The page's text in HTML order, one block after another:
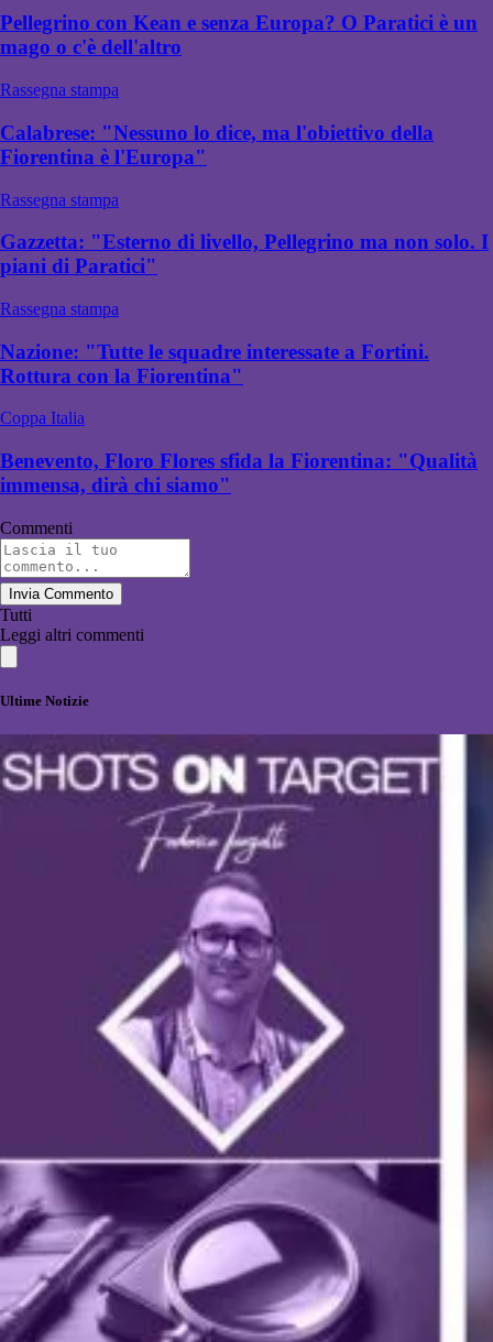
Pellegrino con Kean e senza Europa? O Paratici è un
mago o c'è dell'altro
Rassegna stampa
Calabrese: "Nessuno lo dice, ma l'obiettivo della
Fiorentina è l'Europa"
Rassegna stampa
Gazzetta: "Esterno di livello, Pellegrino ma non solo. I
piani di Paratici"
Rassegna stampa
Nazione: "Tutte le squadre interessate a Fortini.
Rottura con la Fiorentina"
Coppa Italia
Benevento, Floro Flores sfida la Fiorentina: "Qualità
immensa, dirà chi siamo"
Commenti
Invia Commento
Tutti
Leggi altri commenti
Ultime Notizie